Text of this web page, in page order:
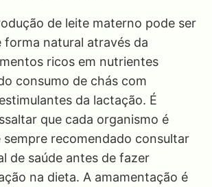
de leite materno pode ser
forma natural através da
ricos em nutrientes
consumo de chás com
da lactação. É
que cada organismo é
sempre recomendado consultar
de saúde antes de fazer
na dieta. A amamentação é